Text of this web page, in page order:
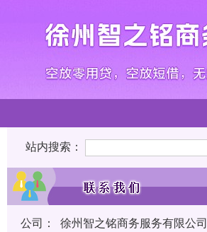
站内搜索：
公司：
徐州智之铭商务服务有限公司